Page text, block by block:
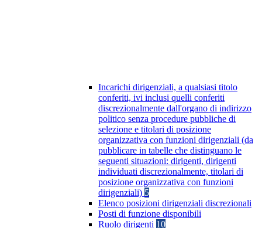
Incarichi dirigenziali, a qualsiasi titolo
conferiti, ivi inclusi quelli conferiti
discrezionalmente dall'organo di indirizzo
politico senza procedure pubbliche di
selezione e titolari di posizione
organizzativa con funzioni dirigenziali (da
pubblicare in tabelle che distinguano le
seguenti situazioni: dirigenti, dirigenti
individuati discrezionalmente, titolari di
posizione organizzativa con funzioni
dirigenziali) 5
Elenco posizioni dirigenziali discrezionali
Posti di funzione disponibili
Ruolo dirigenti 10